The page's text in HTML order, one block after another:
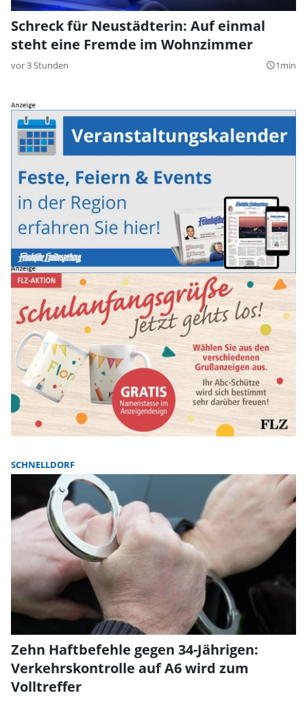
Schreck für Neustädterin: Auf einmal
steht eine Fremde im Wohnzimmer
vor 3 Stunden query_builder1min
SCHNELLDORF
Zehn Haftbefehle gegen 34-Jährigen:
Verkehrskontrolle auf A6 wird zum
Volltreffer